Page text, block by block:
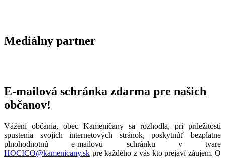
Mediálny partner
E-mailová schránka zdarma pre našich
občanov!
Vážení občania, obec Kameničany sa rozhodla, pri príležitosti
spustenia svojich internetových stránok, poskytnúť bezplatne
plnohodnotnú e-mailovú schránku v tvare
HOCICO@kamenicany.sk pre každého z vás kto prejaví záujem. O